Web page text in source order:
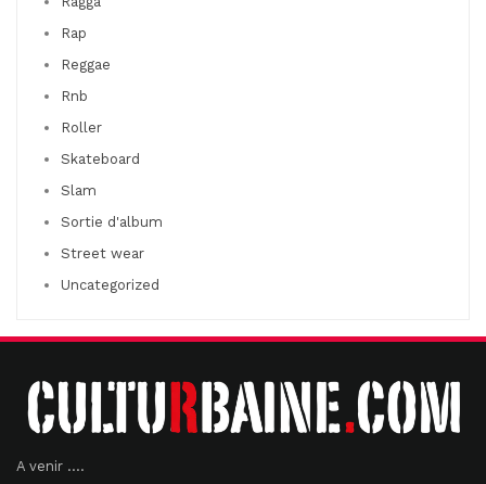
Rap
Reggae
Rnb
Roller
Skateboard
Slam
Sortie d'album
Street wear
Uncategorized
A venir ....